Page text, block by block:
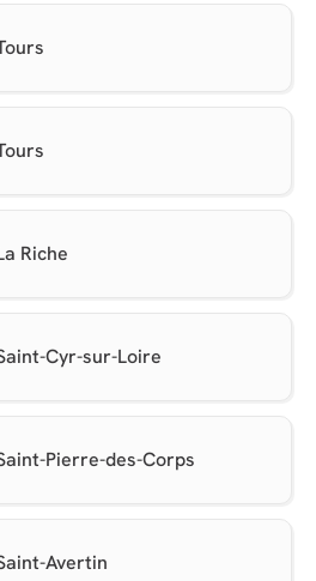
Riche
Cyr-sur-Loire
Pierre-des-Corps
Avertin